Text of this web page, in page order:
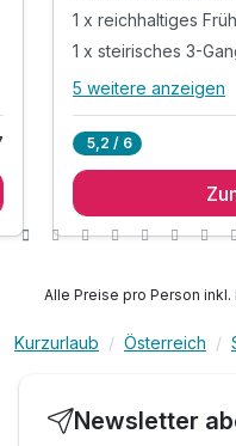
1 x reichhaltiges
1 x steirisches 3-
Alle
1 x
1 x reichhaltiges
1 x Jause für die
Urlaub!*
Tipp: Wandern in
Rundwanderwege
5 weitere anzeigen
5,2 / 6
Alle Preise pro Person
Kurzurlaub Österreich
Newsletter